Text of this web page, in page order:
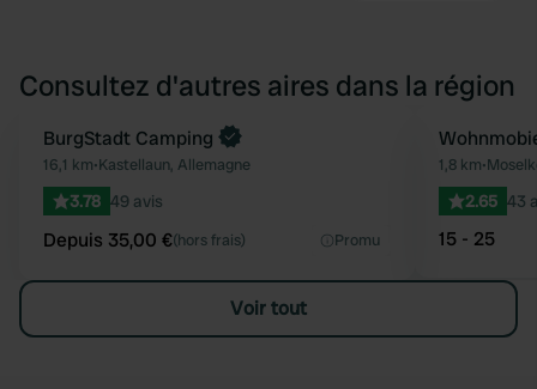
Consultez d'autres aires dans la région
Préféré
Reserve maintenant
BurgStadt Camping
16,1 km•Kastellaun, Allemagne
3.78 49 avis
Depuis 35,00 €(hors frais) Promu
1,8 km•
2.65 43
15 - 25
Voir tout